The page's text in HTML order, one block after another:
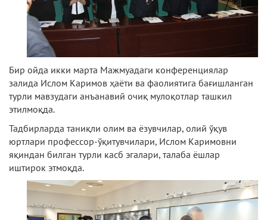
Бир ойда икки марта Мажмуадаги конференциялар
залида Ислом Каримов ҳаёти ва фаолиятига бағишланган
турли мавзудаги анъанавий очиқ мулоқотлар ташкил
этилмоқда.
Тадбирларда таниқли олим ва ёзувчилар, олий ўқув
юртлари профессор-ўқитувчилари, Ислом Каримовни
яқиндан билган турли касб эгалари, талаба ёшлар
иштирок этмоқда.